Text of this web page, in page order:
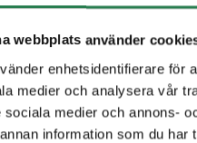
webbplats använder
enhetsidentifierare för
medier och analysera vår
sociala medier och annons-
information som du har
innehåll